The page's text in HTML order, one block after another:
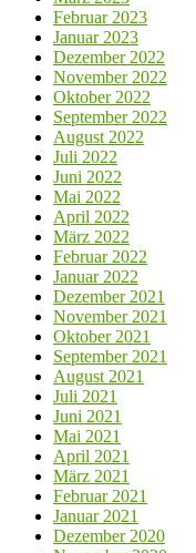
Februar 2023
Januar 2023
Dezember 2022
November 2022
Oktober 2022
September 2022
August 2022
Juli 2022
Juni 2022
Mai 2022
April 2022
März 2022
Februar 2022
Januar 2022
Dezember 2021
November 2021
Oktober 2021
September 2021
August 2021
Juli 2021
Juni 2021
Mai 2021
April 2021
März 2021
Februar 2021
Januar 2021
Dezember 2020